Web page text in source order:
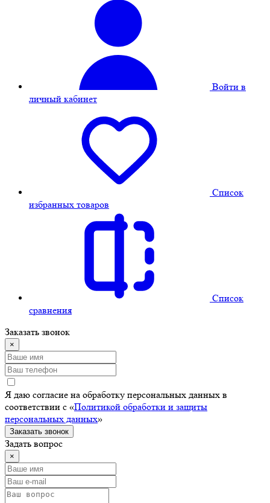
Войти в
личный кабинет
Cписок
избранных товаров
Cписок
сравнения
Заказать звонок
×
Я даю согласие на обработку персональных данных в
соответствии с «Политикой обработки и защиты
персональных данных»
Заказать звонок
Задать вопрос
×